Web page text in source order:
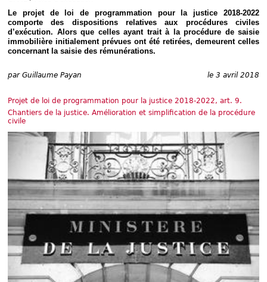
Le projet de loi de programmation pour la justice 2018-2022
comporte des dispositions relatives aux procédures civiles
d’exécution. Alors que celles ayant trait à la procédure de saisie
immobilière initialement prévues ont été retirées, demeurent celles
concernant la saisie des rémunérations.
par Guillaume Payan le 3 avril 2018
Projet de loi de programmation pour la justice 2018-2022, art. 9.
Chantiers de la justice. Amélioration et simplification de la procédure
civile